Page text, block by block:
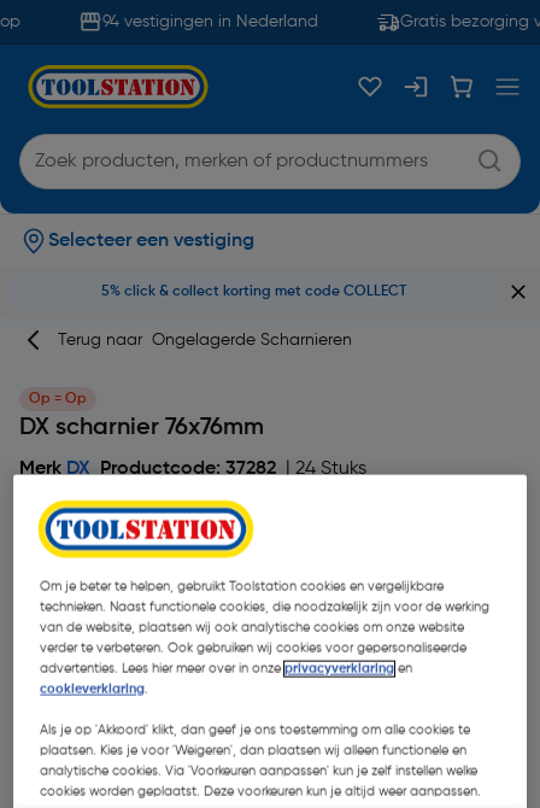
94 vestigingen in Nederland Gratis bezorging
Selecteer een vestiging
5% click & collect korting met code COLLECT
Terug naar Ongelagerde Scharnieren
Op = Op
DX scharnier 76x76mm
Merk DX Productcode: 37282 | 24 Stuks
4 beoordeling(en)
Om je beter te helpen, gebruikt Toolstation cookies en vergelijkbare
technieken. Naast functionele cookies, die noodzakelijk zijn voor de werking
van de website, plaatsen wij ook analytische cookies om onze website
verder te verbeteren. Ook gebruiken wij cookies voor gepersonaliseerde
advertenties. Lees hier meer over in onzeprivacyverklaring en
cookieverklaring.
Als je op 'Akkoord' klikt, dan geef je ons toestemming om alle cookies te
plaatsen. Kies je voor 'Weigeren', dan plaatsen wij alleen functionele en
analytische cookies. Via 'Voorkeuren aanpassen' kun je zelf instellen welke
cookies worden geplaatst. Deze voorkeuren kun je altijd weer aanpassen.